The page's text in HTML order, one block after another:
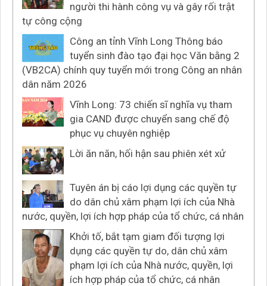
người thi hành công vụ và gây rối trật
tự công cộng
Công an tỉnh Vĩnh Long Thông báo
tuyển sinh đào tạo đại học Văn bằng 2
(VB2CA) chính quy tuyển mới trong Công an nhân
dân năm 2026
Vĩnh Long: 73 chiến sĩ nghĩa vụ tham
gia CAND được chuyển sang chế độ
phục vụ chuyên nghiệp
Lời ăn năn, hối hận sau phiên xét xử
Tuyên án bị cáo lợi dụng các quyền tự
do dân chủ xâm phạm lợi ích của Nhà
nước, quyền, lợi ích hợp pháp của tổ chức, cá nhân
Khởi tố, bắt tạm giam đối tượng lợi
dụng các quyền tự do, dân chủ xâm
phạm lợi ích của Nhà nước, quyền, lợi
ích hợp pháp của tổ chức, cá nhân